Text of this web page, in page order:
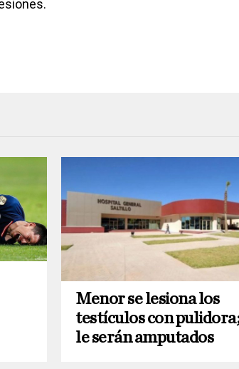
Menor se lesiona los
testículos con
le serán amputados